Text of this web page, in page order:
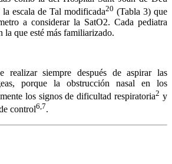
la escala de Tal modificada20 (Tabla 3) que
a considerar la SatO2. Cada pediatra
la que esté más familiarizado.
realizar siempre después de aspirar las
porque la obstrucción nasal en los
los signos de dificultad respiratoria2 y
control6,7.